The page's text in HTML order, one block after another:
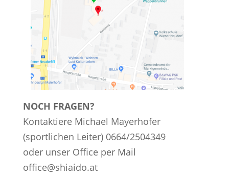
NOCH FRAGEN?
Kontaktiere Michael Mayerhofer
(sportlichen Leiter) 0664/2504349
oder unser Office per Mail
office@shiaido.at